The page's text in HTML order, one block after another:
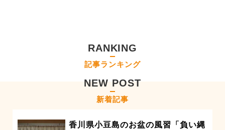
RANKING
記事ランキング
NEW POST
新着記事
香川県小豆島のお盆の風習「負い縄